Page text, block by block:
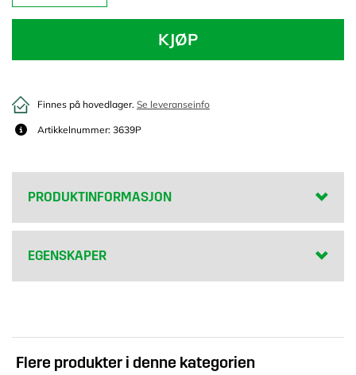
KJØP
Finnes på hovedlager. Se leveranseinfo
Artikkelnummer: 3639P
PRODUKTINFORMASJON
EGENSKAPER
Flere produkter i denne kategorien